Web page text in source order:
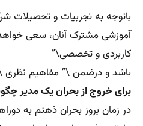
باتوجه به تجربیات و تحصیلات
آموزشی مشترک آنان، سعی
کاربردی و تخصصی\”
باشد و درضمن \” مفاهیم نظری
برای خروج از بحران یک مدیر
در زمان بروز بحران ذهنم به